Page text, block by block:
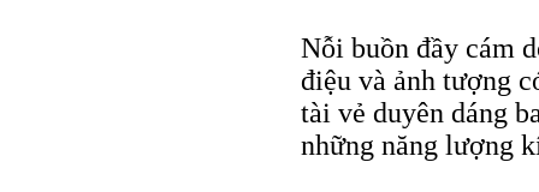
Nỗi buồn đầy cám
điệu và ảnh tượng
tài vẻ duyên dáng
những năng lượng